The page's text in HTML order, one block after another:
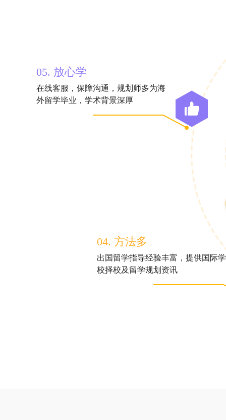
04. 方法多
出国留学指导经验丰富，提供国际学
校择校及留学规划资讯
05. 放心学
在线客服，保障沟通，规划师多为海
外留学毕业，学术背景深厚